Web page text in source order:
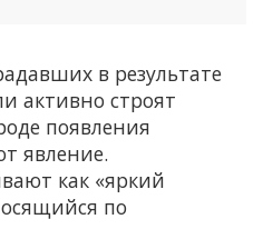
в результате
активно строят
появления
явление.
как «яркий
по